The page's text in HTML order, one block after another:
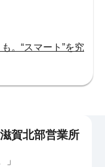
。“スマート”を究
賀北部営業所
」